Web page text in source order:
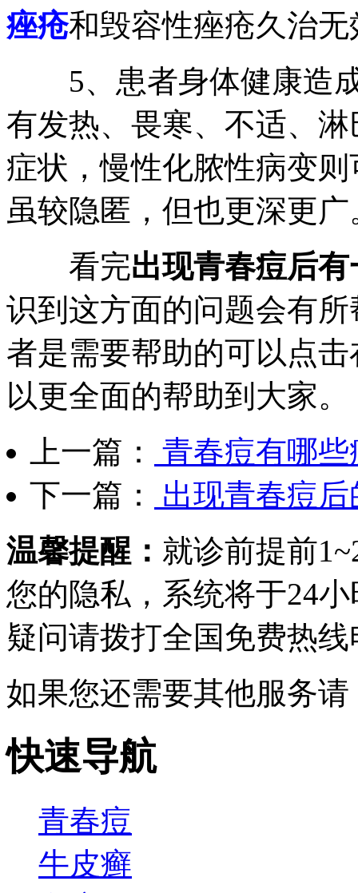
痤疮和毁容性痤疮久治
5、患者身体健康造成
有发热、畏寒、不适、
症状，慢性化脓性病变
虽较隐匿，但也更深更广
看完出现青春痘后
识到这方面的问题会有
者是需要帮助的可以点
以更全面的帮助到大家。
上一篇：
青春痘有哪些
下一篇：
出现青春痘
温馨提醒： 就诊前提前
您的隐私，系统将于24
疑问请拨打全国免费热线
如果您还需要其他服务
快速导航
青春痘
牛皮癣